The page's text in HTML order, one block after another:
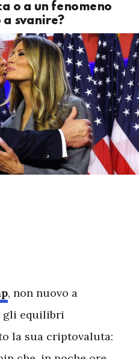
o a un fenomeno
svanire?
, non nuovo a
gli equilibri
la sua criptovaluta: